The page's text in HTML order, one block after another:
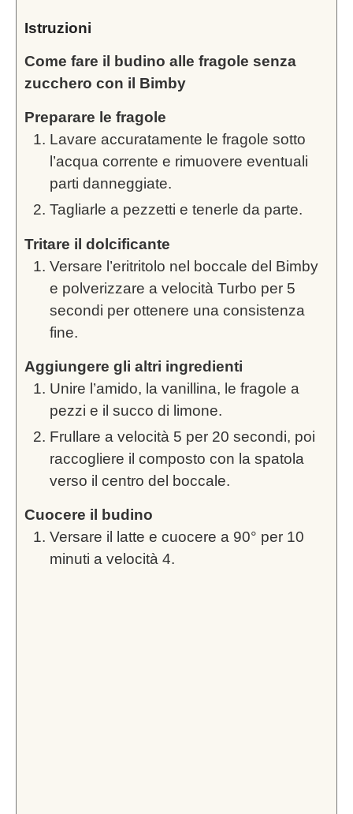
Istruzioni
Come fare il budino alle fragole senza
zucchero con il Bimby
Preparare le fragole
Lavare accuratamente le fragole sotto
l’acqua corrente e rimuovere eventuali
parti danneggiate.
Tagliarle a pezzetti e tenerle da parte.
Tritare il dolcificante
Versare l’eritritolo nel boccale del Bimby
e polverizzare a velocità Turbo per 5
secondi per ottenere una consistenza
fine.
Aggiungere gli altri ingredienti
Unire l’amido, la vanillina, le fragole a
pezzi e il succo di limone.
Frullare a velocità 5 per 20 secondi, poi
raccogliere il composto con la spatola
verso il centro del boccale.
Cuocere il budino
Versare il latte e cuocere a 90° per 10
minuti a velocità 4.